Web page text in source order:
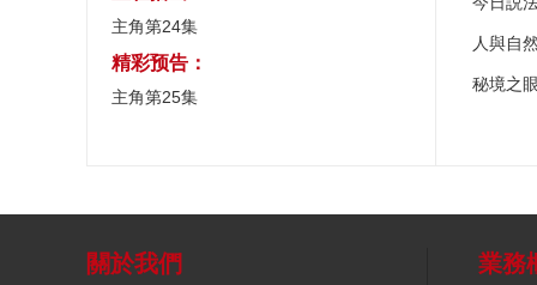
主角第24集
精彩预告：
主角第25集
人與自
秘境之
關於我們 業務